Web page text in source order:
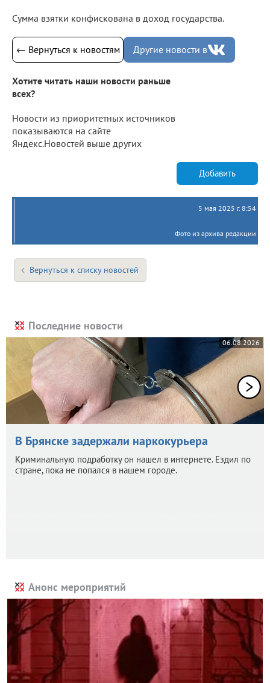
Сумма взятки конфискована в доход государства.
← Вернуться к новостям Другие новости в
Хотите читать наши новости раньше
всех?
Новости из приоритетных источников
показываются на сайте
Яндекс.Новостей выше других
Добавить
5 мая 2025 г. 8:54
Фото из архива редакции
Вернуться к списку новостей
Последние новости
06.08.2026
В Брянске задержали наркокурьера
Криминальную подработку он нашел в интернете. Ездил по
стране, пока не попался в нашем городе.
Анонс мероприятий